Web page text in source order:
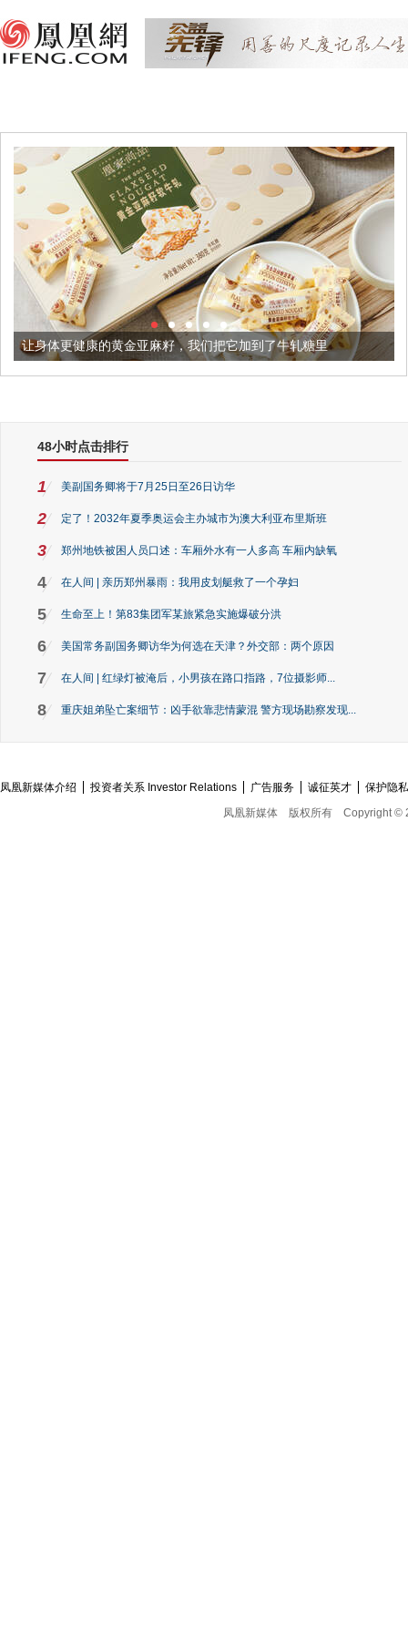
让身体更健康的黄金亚麻籽，我们把它加到了牛轧糖里
48小时点击排行
1 美副国务卿将于7月25日至26日访华
2 定了！2032年夏季奥运会主办城市为澳大利亚布里斯班
3 郑州地铁被困人员口述：车厢外水有一人多高 车厢内缺氧
4 在人间 | 亲历郑州暴雨：我用皮划艇救了一个孕妇
5 生命至上！第83集团军某旅紧急实施爆破分洪
6 美国常务副国务卿访华为何选在天津？外交部：两个原因
7 在人间 | 红绿灯被淹后，小男孩在路口指路，7位摄影师...
8 重庆姐弟坠亡案细节：凶手欲靠悲情蒙混 警方现场勘察发现...
凤凰新媒体介绍 投资者关系 Investor Relations 广告服务 诚征英才
保护隐
凤凰新媒体
版权所有 Copyright ©